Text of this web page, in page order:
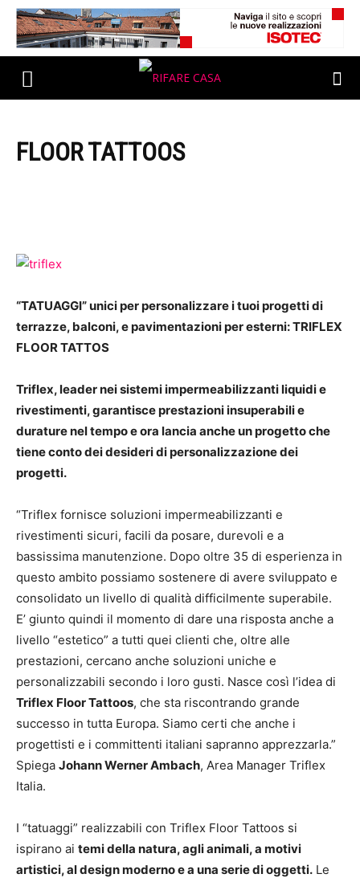
FLOOR TATTOOS
“TATUAGGI” unici per personalizzare i tuoi progetti di
terrazze, balconi, e pavimentazioni per esterni: TRIFLEX
FLOOR TATTOS
Triflex, leader nei sistemi impermeabilizzanti liquidi e
rivestimenti, garantisce prestazioni insuperabili e
durature nel tempo e ora lancia anche un progetto che
tiene conto dei desideri di personalizzazione dei
progetti.
“Triflex fornisce soluzioni impermeabilizzanti e
rivestimenti sicuri, facili da posare, durevoli e a
bassissima manutenzione. Dopo oltre 35 di esperienza in
questo ambito possiamo sostenere di avere sviluppato e
consolidato un livello di qualità difficilmente superabile.
E’ giunto quindi il momento di dare una risposta anche a
livello “estetico” a tutti quei clienti che, oltre alle
prestazioni, cercano anche soluzioni uniche e
personalizzabili secondo i loro gusti. Nasce così l’idea di
Triflex Floor Tattoos, che sta riscontrando grande
successo in tutta Europa. Siamo certi che anche i
progettisti e i committenti italiani sapranno apprezzarla.”
Spiega Johann Werner Ambach, Area Manager Triflex
Italia.
I “tatuaggi” realizzabili con Triflex Floor Tattoos si
ispirano ai temi della natura, agli animali, a motivi
artistici, al design moderno e a una serie di oggetti. Le